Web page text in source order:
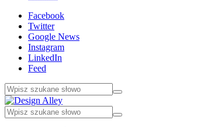
Facebook
Twitter
Google News
Instagram
LinkedIn
Feed